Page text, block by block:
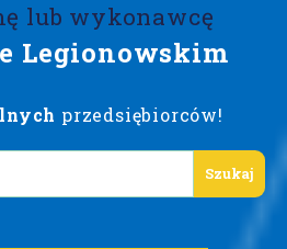
lub wykonawcę
Legionowskim
przedsiębiorców!